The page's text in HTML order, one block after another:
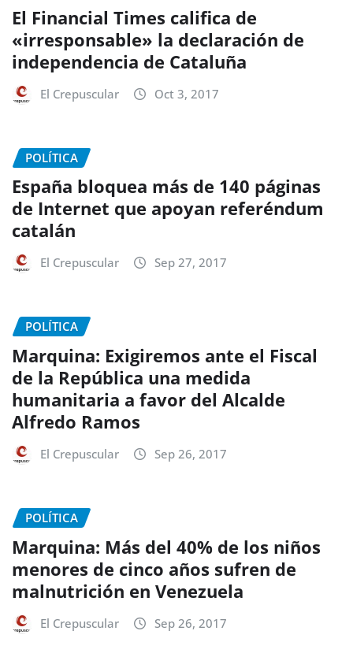
El Financial Times califica de
«irresponsable» la declaración de
independencia de Cataluña
El Crepuscular Oct 3, 2017
POLÍTICA
España bloquea más de 140 páginas
de Internet que apoyan referéndum
catalán
El Crepuscular Sep 27, 2017
POLÍTICA
Marquina: Exigiremos ante el Fiscal
de la República una medida
humanitaria a favor del Alcalde
Alfredo Ramos
El Crepuscular Sep 26, 2017
POLÍTICA
Marquina: Más del 40% de los niños
menores de cinco años sufren de
malnutrición en Venezuela
El Crepuscular Sep 26, 2017